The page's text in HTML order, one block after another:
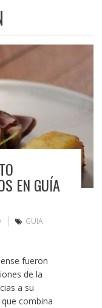
EN GUÍA
GUIA
fueron
de la
a su
combina